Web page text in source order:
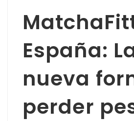
España:
nueva
perder